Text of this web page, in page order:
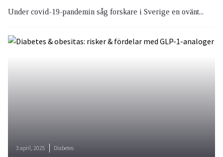
Under covid-19-pandemin såg forskare i Sverige en ovänt...
3 april, 2025 Diabetes